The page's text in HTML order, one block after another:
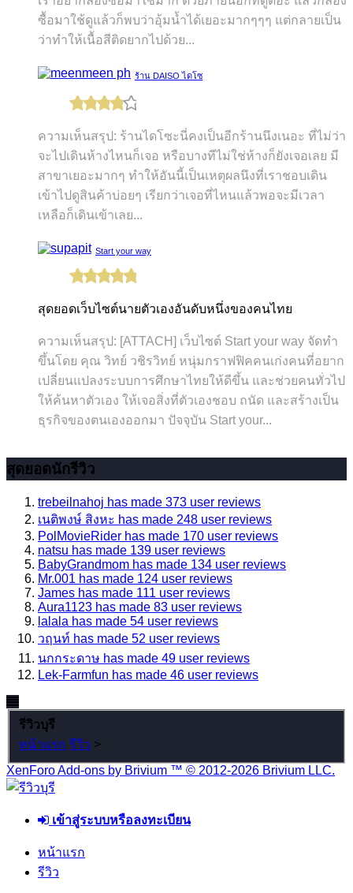
ซื้อมาใช้ดูแล้วก็พบว่าอุ้มน้ำได้เยอะมากๆๆๆ แต่กลายเป็น
ว่าทำให้เนื้อสีติดยากไปด้วย...
ร้าน DAISO ไดโซ
ความเห็นสรุป: ร้านไดโซะนี่คงเป็นอีกร้านนึงเนอะ ที่ไม่ว่า
จะไปเดินห้างไหนก็เจอ หรือบางทีไม่ใช่ห้างก็ยังเจอเลย มี
สาขาเยอะมากๆ ทำให้อันนี้เป็นเหตุผลนึงที่เราชอบเดิน
เข้าไปดูสินค้าบ่อยๆ เรียกว่าเจอที่ไหนแล้วพอจะมีเวลา
เหลือก็เดินเข้าเลย...
Start your way
สุดยอดเว็บไซต์นายตัวเองอันดับหนึ่งของคนไทย
ความเห็นสรุป: [ATTACH] เว็บไซต์ Start your way จัดทำ
ขึ้นโดย คุณ วิทย์ วชิรวิทย์ หนุ่มกราฟฟิคคนเก่งคนที่อยาก
เปลี่ยนแปลงระบบการศึกษาไทยให้ดีขึ้น และช่วยคนทั่วไป
ให้ค้นหาตัวเอง ให้เจอสิ่งที่ตัวเองชอบ ถนัด และสร้างเป็น
ธุรกิจของตนเองออกมา ปัจจุบัน Start your...
สุดยอดนักรีวิว
trebeilnahoj has made 373 user reviews
เนติพงษ์ สิงหะ has made 248 user reviews
PolMovieRider has made 170 user reviews
natsu has made 139 user reviews
BabyGrandmom has made 134 user reviews
Mr.001 has made 124 user reviews
James has made 111 user reviews
Aura1123 has made 83 user reviews
lalala has made 54 user reviews
วฤนท์ has made 52 user reviews
นกกระดาษ has made 49 user reviews
Lek-Farmfun has made 46 user reviews
รีวิวบุรี
หน้าแรก รีวิว >
XenForo Add-ons by Brivium ™ © 2012-2026 Brivium LLC.
เข้าสู่ระบบหรือลงทะเบียน
หน้าแรก
รีวิว